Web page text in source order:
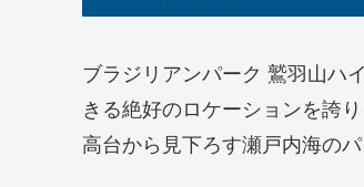
ブラジリアンパーク 鷲羽山ハ
きる絶好のロケーションを誇
高台から見下ろす瀬戸内海の